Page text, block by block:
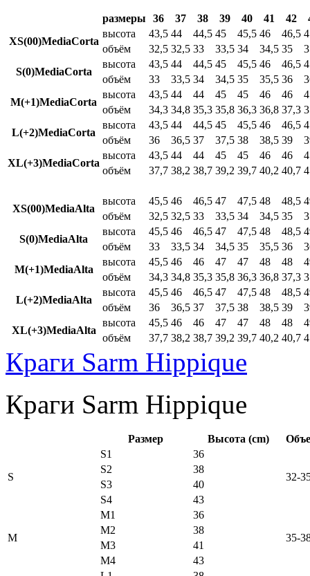
размеры 36 37 38 39 40 41 42
XS(00)MediaCorta
высота 43,5 44 44,5 45 45,5 46 46,5
объём
32,5 32,5 33 33,5 34 34,5 35
S(0)MediaCorta
высота 43,5 44 44,5 45 45,5 46 46,5
объём
33 33,5 34 34,5 35 35,5 36
M(+1)MediaCorta
высота 43,5 44 44 45 45 46 46
объём
34,3 34,8 35,3 35,8 36,3 36,8 37,3
L(+2)MediaCorta
высота 43,5 44 44,5 45 45,5 46 46,5
объём
36 36,5 37 37,5 38 38,5 39
XL(+3)MediaCorta
высота 43,5 44 44 45 45 46 46
объём
37,7 38,2 38,7 39,2 39,7 40,2 40,7
XS(00)MediaAlta
высота 45,5 46 46,5 47 47,5 48 48,5
объём
32,5 32,5 33 33,5 34 34,5 35
S(0)MediaAlta
высота 45,5 46 46,5 47 47,5 48 48,5
объём
33 33,5 34 34,5 35 35,5 36
M(+1)MediaAlta
высота 45,5 46 46 47 47 48 48
объём
34,3 34,8 35,3 35,8 36,3 36,8 37,3
L(+2)MediaAlta
высота 45,5 46 46,5 47 47,5 48 48,5
объём
36 36,5 37 37,5 38 38,5 39
XL(+3)MediaAlta
высота 45,5 46 46 47 47 48 48
объём
37,7 38,2 38,7 39,2 39,7 40,2 40,7
Краги Sarm Hippique
Краги Sarm Hippique
Размер Высота (cm)
S
S1
36
32-
S2
38
S3
40
S4
43
M
M1
36
35-
M2
38
M3
41
M4
43